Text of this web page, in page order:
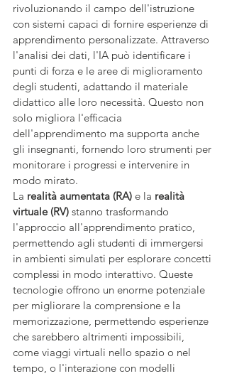
rivoluzionando il campo dell'istruzione
con sistemi capaci di fornire esperienze di
apprendimento personalizzate. Attraverso
l'analisi dei dati, l'IA può identificare i
punti di forza e le aree di miglioramento
degli studenti, adattando il materiale
didattico alle loro necessità. Questo non
solo migliora l'efficacia
dell'apprendimento ma supporta anche
gli insegnanti, fornendo loro strumenti per
monitorare i progressi e intervenire in
modo mirato.
La realità aumentata (RA) e la realità
virtuale (RV) stanno trasformando
l'approccio all'apprendimento pratico,
permettendo agli studenti di immergersi
in ambienti simulati per esplorare concetti
complessi in modo interattivo. Queste
tecnologie offrono un enorme potenziale
per migliorare la comprensione e la
memorizzazione, permettendo esperienze
che sarebbero altrimenti impossibili,
come viaggi virtuali nello spazio o nel
tempo, o l'interazione con modelli